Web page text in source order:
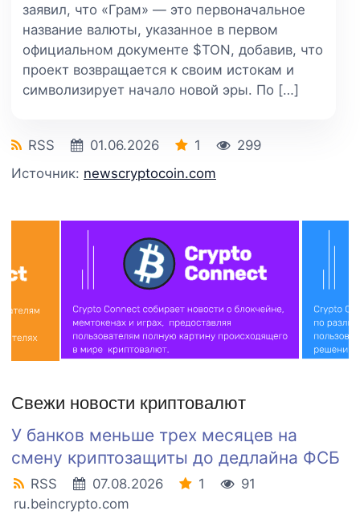
заявил, что «Грам» — это первоначальное
название валюты, указанное в первом
официальном документе $TON, добавив, что
проект возвращается к своим истокам и
символизирует начало новой эры. По […]
RSS 01.06.2026 1
299
Источник: newscryptocoin.com
Свежи новости криптовалют
У банков меньше трех месяцев на
смену криптозащиты до дедлайна ФСБ
RSS 07.08.2026 1
91
ru.beincrypto.com